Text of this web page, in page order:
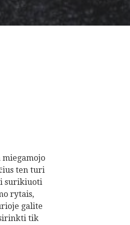
ten turi
surikiuoti
rytais,
galite
tik